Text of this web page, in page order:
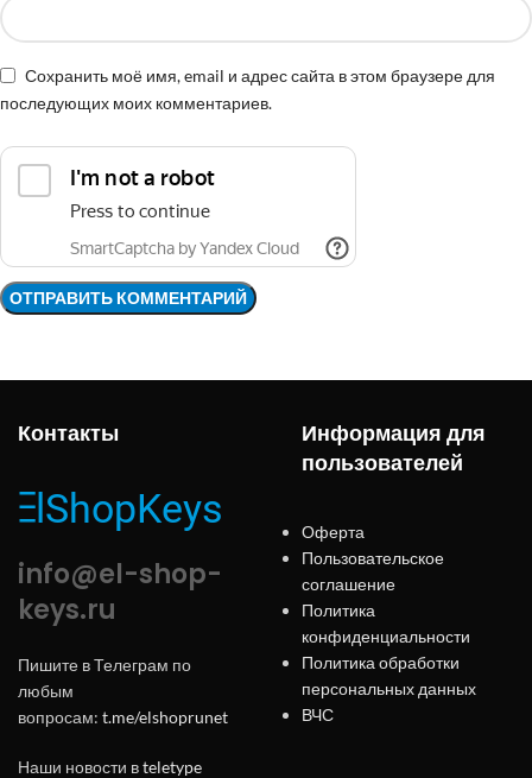
Сохранить моё имя, email и адрес сайта в этом браузере для
последующих моих комментариев.
Контакты
info@el-shop-
keys.ru
Пишите в Телеграм по
любым
вопросам: t.me/elshoprunet
Наши новости вteletype
Информация для
пользователей
Оферта
Пользовательское
соглашение
Политика
конфиденциальности
Политика обработки
персональных данных
ВЧС